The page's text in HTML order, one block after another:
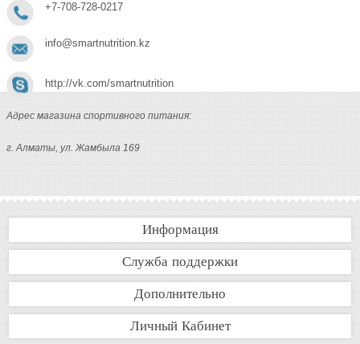
+7-708-728-0217
info@smartnutrition.kz
http://vk.com/smartnutrition
Адрес магазина спортивного питания:
г. Алматы, ул. Жамбыла 169
Информация
Служба поддержки
Дополнительно
Личный Кабинет